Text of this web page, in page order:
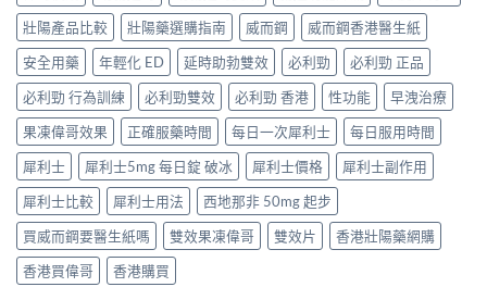
壯陽產品比較
壯陽藥選購指南 威而鋼
威而鋼香港醫生紙
安全用藥
年輕化 ED 延時助勃雙效 必利勁
必利勁 正品
必利勁 行為訓練
必利勁雙效 必利勁 香港 性功能
早洩治療
果凍偉哥效果
正確服藥時間 每日一次犀利士
每日服用時間
犀利士
犀利士5mg 每日錠 破冰 犀利士價格
犀利士副作用
犀利士比較
犀利士用法
西地那非 50mg 起步
買威而鋼要醫生紙嗎
雙效果凍偉哥 雙效片
香港壯陽藥網購
香港買偉哥
香港購買